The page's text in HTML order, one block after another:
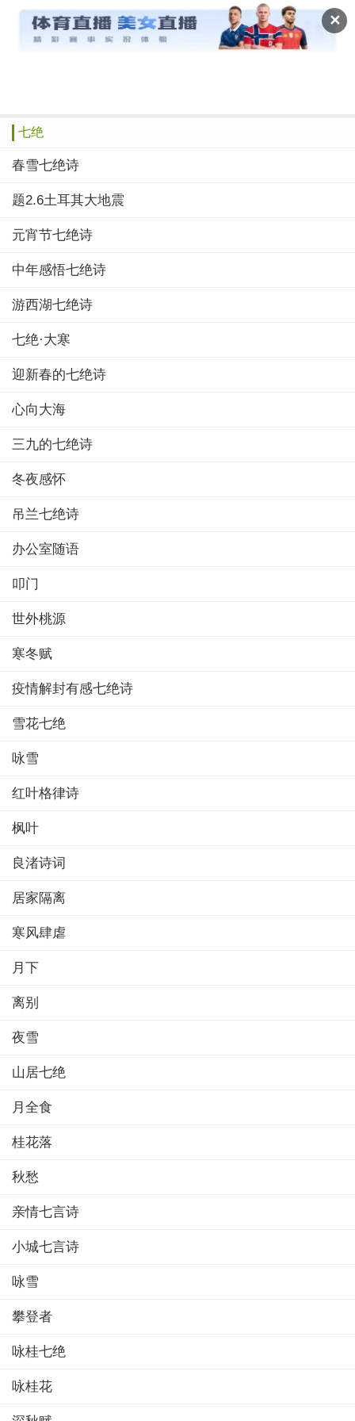
✕
读文斋
推荐 赞榜 绝品 诗歌
七绝
春雪七绝诗
题2.6土耳其大地震
元宵节七绝诗
中年感悟七绝诗
游西湖七绝诗
七绝·大寒
迎新春的七绝诗
心向大海
三九的七绝诗
冬夜感怀
吊兰七绝诗
办公室随语
叩门
世外桃源
寒冬赋
疫情解封有感七绝诗
雪花七绝
咏雪
红叶格律诗
枫叶
良渚诗词
居家隔离
寒风肆虐
月下
离别
夜雪
山居七绝
月全食
桂花落
秋愁
亲情七言诗
小城七言诗
咏雪
攀登者
咏桂七绝
咏桂花